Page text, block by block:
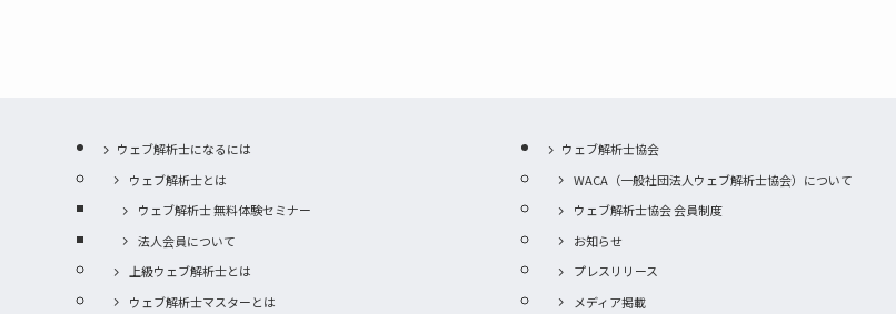
ウェブ解析士になるには
ウェブ解析士とは
ウェブ解析士 無料体験セミナー
法人会員について
上級ウェブ解析士とは
ウェブ解析士マスターとは
ウェブ解析士協会
WACA（一般社団法人ウェブ解析士協会）について
ウェブ解析士協会 会員制度
お知らせ
プレスリリース
メディア掲載